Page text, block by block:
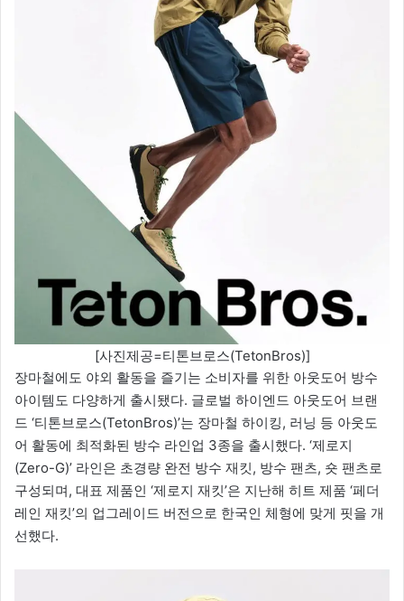
[사진제공=티톤브로스(TetonBros)]
장마철에도 야외 활동을 즐기는 소비자를 위한 아웃도어 방수
아이템도 다양하게 출시됐다. 글로벌 하이엔드 아웃도어 브랜
드 ‘티톤브로스(TetonBros)’는 장마철 하이킹, 러닝 등 아웃도
어 활동에 최적화된 방수 라인업 3종을 출시했다. ‘제로지
(Zero-G)’ 라인은 초경량 완전 방수 재킷, 방수 팬츠, 숏 팬츠로
구성되며, 대표 제품인 ‘제로지 재킷’은 지난해 히트 제품 ‘페더
레인 재킷’의 업그레이드 버전으로 한국인 체형에 맞게 핏을 개
선했다.